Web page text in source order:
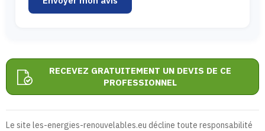
RECEVEZ GRATUITEMENT UN DEVIS DE CE
PROFESSIONNEL
Le site les-energies-renouvelables.eu décline toute responsabilité